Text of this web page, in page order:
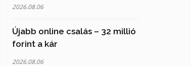
2026.08.06
Újabb online csalás – 32 millió
forint a kár
2026.08.06